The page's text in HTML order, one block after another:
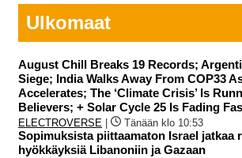
Ulkomaat
August Chill Breaks 19 Records;
Siege; India Walks Away From COP33
Accelerates; The ‘Climate Crisis’ Is
Believers; + Solar Cycle 25 Is Fading
ELECTROVERSE Tänään klo 10:53
Sopimuksista piittaamaton Israel jatkaa
hyökkäyksiä Libanoniin ja Gazaan